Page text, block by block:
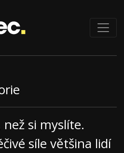
si myslíte.
síle většina lidí